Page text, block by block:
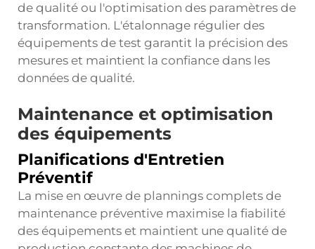
de qualité ou l'optimisation des paramètres de
transformation. L'étalonnage régulier des
équipements de test garantit la précision des
mesures et maintient la confiance dans les
données de qualité.
Maintenance et optimisation
des équipements
Planifications d'Entretien
Préventif
La mise en œuvre de plannings complets de
maintenance préventive maximise la fiabilité
des équipements et maintient une qualité de